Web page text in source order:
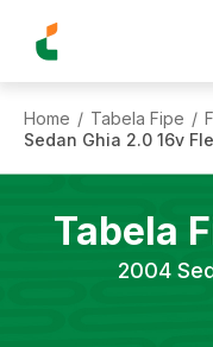
Home / Tabela Fipe /
Sedan Ghia 2.0 16v
Tabela
2004